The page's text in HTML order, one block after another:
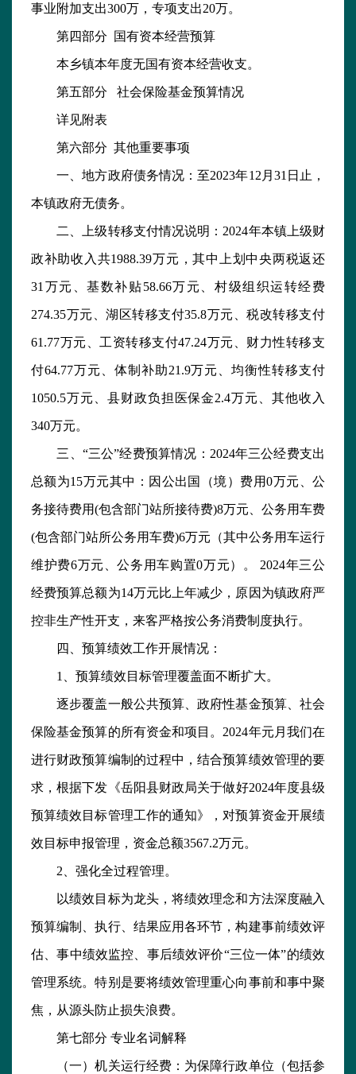
事业附加支出300万，专项支出20万。
第四部分 国有资本经营预算
本乡镇本年度无国有资本经营收支。
第五部分 社会保险基金预算情况
详见附表
第六部分 其他重要事项
一、地方政府债务情况：至2023年12月31日止，
本镇政府无债务。
二、上级转移支付情况说明：2024年本镇上级财
政补助收入共1988.39万元，其中上划中央两税返还
31万元、基数补贴58.66万元、村级组织运转经费
274.35万元、湖区转移支付35.8万元、税改转移支付
61.77万元、工资转移支付47.24万元、财力性转移支
付64.77万元、体制补助21.9万元、均衡性转移支付
1050.5万元、县财政负担医保金2.4万元、其他收入
340万元。
三、“三公”经费预算情况：2024年三公经费支出
总额为15万元其中：因公出国（境）费用0万元、公
务接待费用(包含部门站所接待费)8万元、公务用车费
(包含部门站所公务用车费)6万元（其中公务用车运行
维护费6万元、公务用车购置0万元）。 2024年三公
经费预算总额为14万元比上年减少，原因为镇政府严
控非生产性开支，来客严格按公务消费制度执行。
四、预算绩效工作开展情况：
1、预算绩效目标管理覆盖面不断扩大。
逐步覆盖一般公共预算、政府性基金预算、社会
保险基金预算的所有资金和项目。2024年元月我们在
进行财政预算编制的过程中，结合预算绩效管理的要
求，根据下发《岳阳县财政局关于做好2024年度县级
预算绩效目标管理工作的通知》，对预算资金开展绩
效目标申报管理，资金总额3567.2万元。
2、强化全过程管理。
以绩效目标为龙头，将绩效理念和方法深度融入
预算编制、执行、结果应用各环节，构建事前绩效评
估、事中绩效监控、事后绩效评价“三位一体”的绩效
管理系统。特别是要将绩效管理重心向事前和事中聚
焦，从源头防止损失浪费。
第七部分 专业名词解释
（一）机关运行经费：为保障行政单位（包括参